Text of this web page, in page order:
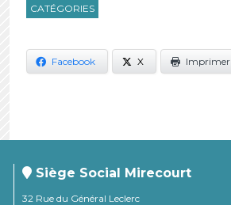
CATÉGORIES
Facebook X Imprimer
Siège Social Mirecourt
32 Rue du Général Leclerc